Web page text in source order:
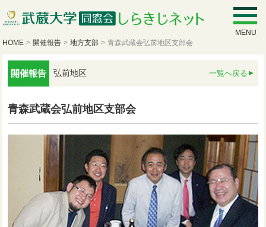
MENU
HOME > 開催報告 > 地方支部 > 青森武蔵会弘前地区支部会
開催報告 弘前地区 一覧へ戻る
青森武蔵会弘前地区支部会